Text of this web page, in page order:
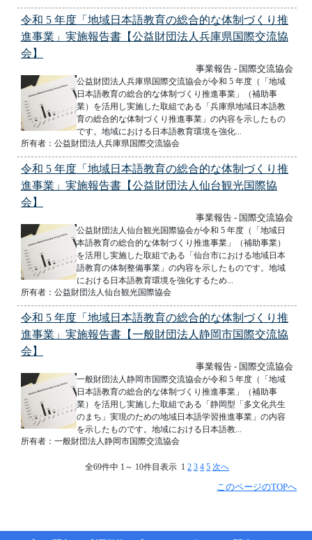
令和 5 年度「地域日本語教育の総合的な体制づくり推
進事業」実施報告書【公益財団法人兵庫県国際交流協
会】
事業報告 - 国際交流協会
公益財団法人兵庫県国際交流協会が令和 5 年度（「地域
日本語教育の総合的な体制づくり推進事業」（補助事
業）を活用し実施した取組である「兵庫県地域日本語教
育の総合的な体制づくり推進事業」の内容を示したもの
です。地域における日本語教育環境を強化...
所有者：公益財団法人兵庫県国際交流協会
令和 5 年度「地域日本語教育の総合的な体制づくり推
進事業」実施報告書【公益財団法人仙台観光国際協
会】
事業報告 - 国際交流協会
公益財団法人仙台観光国際協会が令和 5 年度（「地域日
本語教育の総合的な体制づくり推進事業」（補助事業）
を活用し実施した取組である「仙台市における地域日本
語教育の体制整備事業」の内容を示したものです。地域
における日本語教育環境を強化するため...
所有者：公益財団法人仙台観光国際協会
令和 5 年度「地域日本語教育の総合的な体制づくり推
進事業」実施報告書【一般財団法人静岡市国際交流協
会】
事業報告 - 国際交流協会
一般財団法人静岡市国際交流協会が令和 5 年度（「地域
日本語教育の総合的な体制づくり推進事業」（補助事
業）を活用し実施した取組である「静岡型「多文化共生
のまち」実現のための地域日本語学習推進事業」の内容
を示したものです。地域における日本語教...
所有者：一般財団法人静岡市国際交流協会
全69件中 1～ 10件目表示 12 3 4 5 次へ
このページのTOPへ